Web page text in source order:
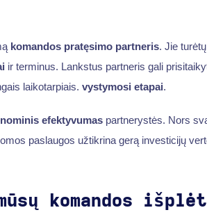
komandos pratęsimo partneris. Jie
ir terminus. Lankstus partneris gali
laikotarpiais. vystymosi etapai.
efektyvumaspartnerystės. Nors
paslaugos užtikrina gerą investicijų
komandos